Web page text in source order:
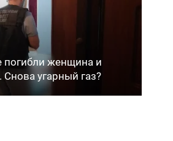
погибли женщина и
Снова угарный газ?